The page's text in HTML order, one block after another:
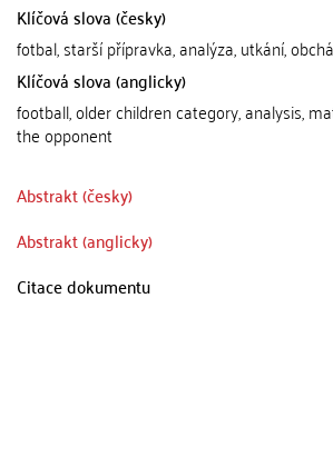
Klíčová slova (česky)
fotbal, starší přípravka, analýza, utkání,
Klíčová slova (anglicky)
football, older children category, analysis,
the opponent
Abstrakt (česky)
Abstrakt (anglicky)
Citace dokumentu